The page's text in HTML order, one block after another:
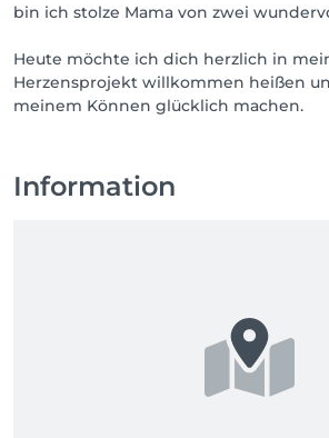
bin ich stolze Mama von zwei
Heute möchte ich dich herzlich in
Herzensprojekt willkommen heißen
meinem Können glücklich machen.
Information